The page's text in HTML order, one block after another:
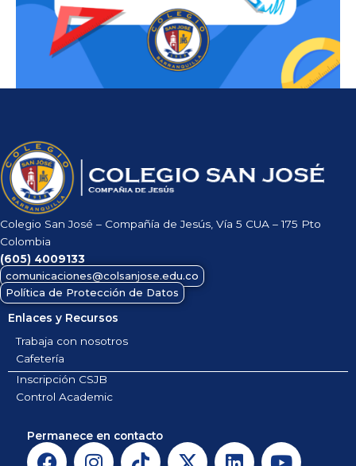
Colegio San José – Compañía de Jesús, Vía 5 CUA – 175 Pto
Colombia
(605) 4009133
comunicaciones@colsanjose.edu.co
Política de Protección de Datos
Enlaces y Recursos
Trabaja con nosotros
Cafetería
Inscripción CSJB
Control Academic
Permanece en contacto
F
I
T
X
L
Y